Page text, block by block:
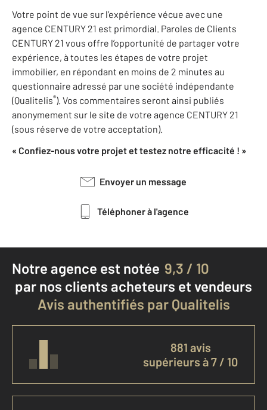
Votre point de vue sur l’expérience vécue avec une
agence CENTURY 21 est primordial. Paroles de Clients
CENTURY 21 vous offre l’opportunité de partager votre
expérience, à toutes les étapes de votre projet
immobilier, en répondant en moins de 2 minutes au
questionnaire adressé par une société indépendante
(Qualitelis®). Vos commentaires seront ainsi publiés
anonymement sur le site de votre agence CENTURY 21
(sous réserve de votre acceptation).
« Confiez-nous votre projet et testez notre efficacité ! »
Envoyer un message
Téléphoner à l'agence
Notre agence est notée 9,3 / 10
par nos clients acheteurs et vendeurs
Avis authentifiés par Qualitelis
881 avis
supérieurs à 7 / 10